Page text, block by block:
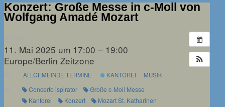
Konzert: Große Messe in c-Moll von
Wolfgang Amadé Mozart
11. Mai 2025 um 17:00 – 19:00
Europe/Berlin Zeitzone
ALLGEMEINDE TERMINE KANTOREI MUSIK
Concerto ispirator
Große c-Moll Messe
Kantorei
Konzert Mozart St. Katharinen